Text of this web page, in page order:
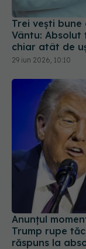
Trei vești bune
Vântu:
chiar atât de
29 iun 2026, 10:10
Anunțul
Trump rupe
răspuns la